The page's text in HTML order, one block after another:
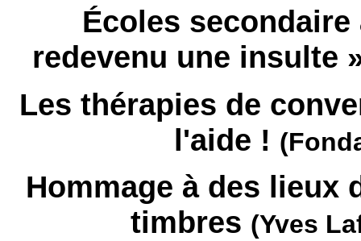
Écoles secondaire
redevenu une insulte
Les thérapies de
l'aide !
Hommage à des lieux
timbres (Yves